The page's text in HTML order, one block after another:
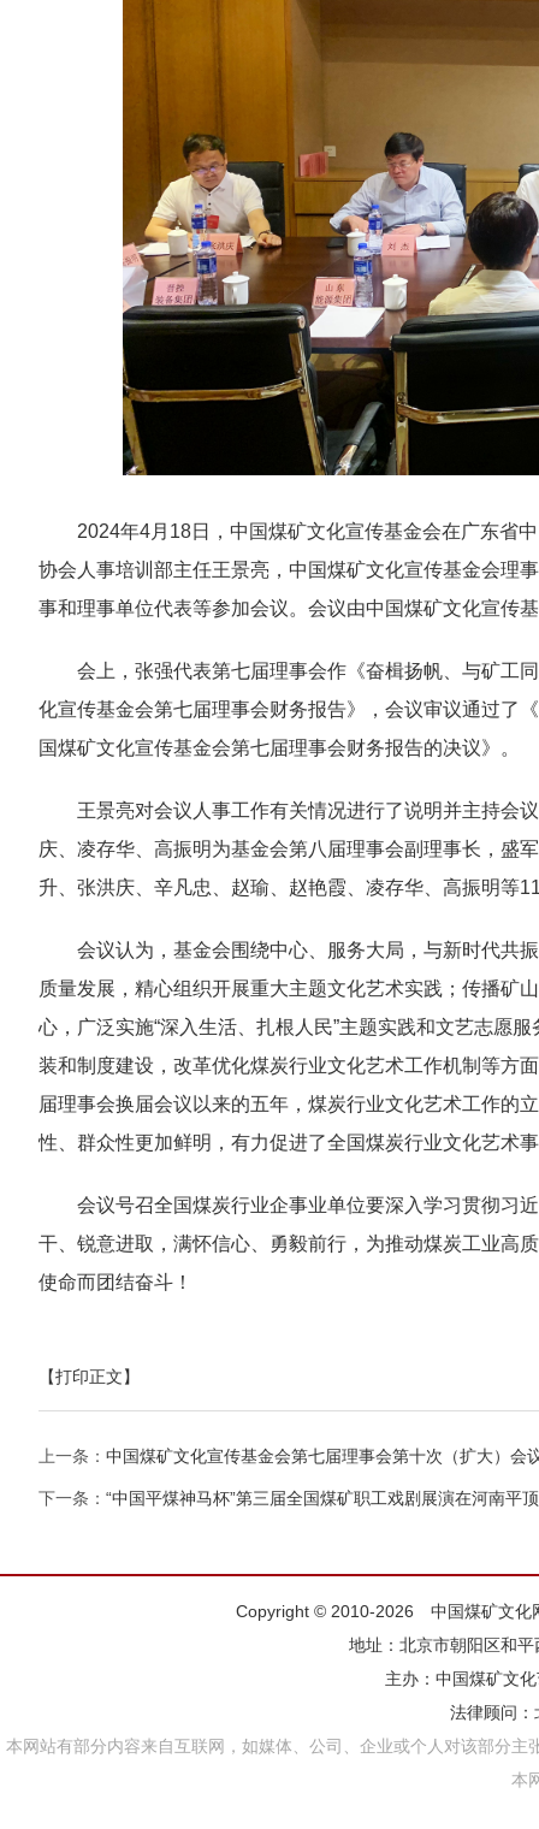
2024年4月18日，中国煤矿文化宣传基金会在广东省
协会人事培训部主任王景亮，中国煤矿文化宣传基金会理
事和理事单位代表等参加会议。会议由中国煤矿文化宣传
会上，张强代表第七届理事会作《奋楫扬帆、与矿工
化宣传基金会第七届理事会财务报告》，会议审议通过了
国煤矿文化宣传基金会第七届理事会财务报告的决议》。
王景亮对会议人事工作有关情况进行了说明并主持会
庆、凌存华、高振明为基金会第八届理事会副理事长，盛
升、张洪庆、辛凡忠、赵瑜、赵艳霞、凌存华、高振明等
会议认为，基金会围绕中心、服务大局，与新时代共
质量发展，精心组织开展重大主题文化艺术实践；传播矿
心，广泛实施“深入生活、扎根人民”主题实践和文艺志愿
装和制度建设，改革优化煤炭行业文化艺术工作机制等方
届理事会换届会议以来的五年，煤炭行业文化艺术工作的
性、群众性更加鲜明，有力促进了全国煤炭行业文化艺术
会议号召全国煤炭行业企事业单位要深入学习贯彻习
干、锐意进取，满怀信心、勇毅前行，为推动煤炭工业高
使命而团结奋斗！
【打印正文】
上一条： 中国煤矿文化宣传基金会第七届理事会第十次（扩大）会
下一条： “中国平煤神马杯”第三届全国煤矿职工戏剧展演在河南平
Copyright © 2010-2026 中国煤矿文
地址：北京市朝阳区和
主办： 中国煤矿文
法律顾问：
本网站有部分内容来自互联网，如媒体、公司、企业或个人对该部分
本